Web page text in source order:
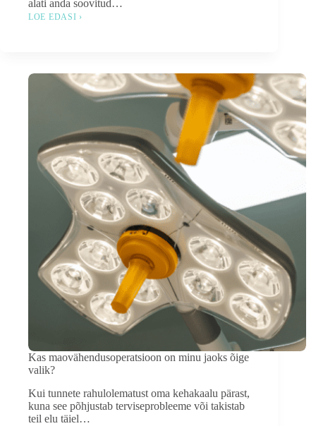
alati anda soovitud…
LOE EDASI ›
Kas maovähendusoperatsioon on minu jaoks õige
valik?
Kui tunnete rahulolematust oma kehakaalu pärast,
kuna see põhjustab terviseprobleeme või takistab
teil elu täiel…